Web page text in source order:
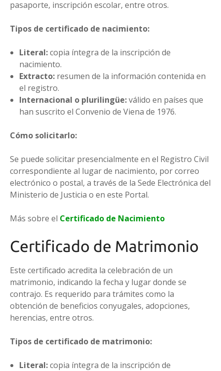
pasaporte, inscripción escolar, entre otros.
Tipos de certificado de nacimiento:
Literal:copia íntegra de la inscripción de
nacimiento.
Extracto: resumen de la información contenida en
el registro.
Internacional o plurilingüe:válido en países que
han suscrito el Convenio de Viena de 1976.
Cómo solicitarlo:
Se puede solicitar presencialmente en el Registro Civil
correspondiente al lugar de nacimiento, por correo
electrónico o postal, a través de la Sede Electrónica del
Ministerio de Justicia o en este Portal.
Más sobre el Certificado de Nacimiento
Certificado de Matrimonio
Este certificado acredita la celebración de un
matrimonio, indicando la fecha y lugar donde se
contrajo. Es requerido para trámites como la
obtención de beneficios conyugales, adopciones,
herencias, entre otros.
Tipos de certificado de matrimonio:
Literal:copia íntegra de la inscripción de